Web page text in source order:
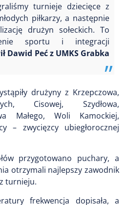
turnieje dziecięce z
piłkarzy, a następnie
drużyn sołeckich. To
sportu i integracji
Dawid Peć z UMKS Grabka
drużyny z Krzepczowa,
Cisowej, Szydłowa,
Małego, Woli Kamockiej,
– zwycięzcy ubiegłorocznej
przygotowano puchary, a
otrzymali najlepszy zawodnik
turnieju.
frekwencja dopisała, a